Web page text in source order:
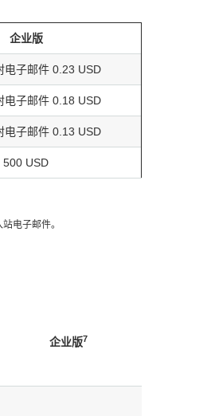
企业版
电子邮件 0.23 USD
电子邮件 0.18 USD
电子邮件 0.13 USD
500 USD
电子邮件。
企业版7